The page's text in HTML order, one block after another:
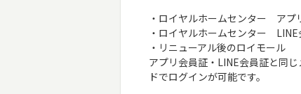
・ロイヤルホームセンター アプ
・ロイヤルホームセンター LINE
・リニューアル後のロイモール
アプリ会員証・LINE会員証と同
ドでログインが可能です。